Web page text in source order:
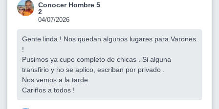
Conocer Hombre 5
2
04/07/2026
Gente linda ! Nos quedan algunos lugares para Varones
!
Pusimos ya cupo completo de chicas . Si alguna
transfirio y no se aplico, escriban por privado .
Nos vemos a la tarde.
Cariños a todos !